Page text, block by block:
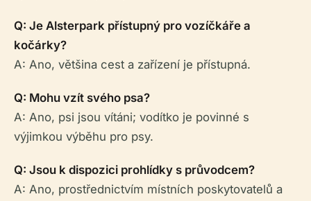
Q: Je Alsterpark přístupný pro vozíčkáře a
kočárky?
A: Ano, většina cest a zařízení je přístupná.
Q: Mohu vzít svého psa?
A: Ano, psi jsou vítáni; vodítko je povinné s
výjimkou výběhu pro psy.
Q: Jsou k dispozici prohlídky s průvodcem?
A: Ano, prostřednictvím místních poskytovatelů a